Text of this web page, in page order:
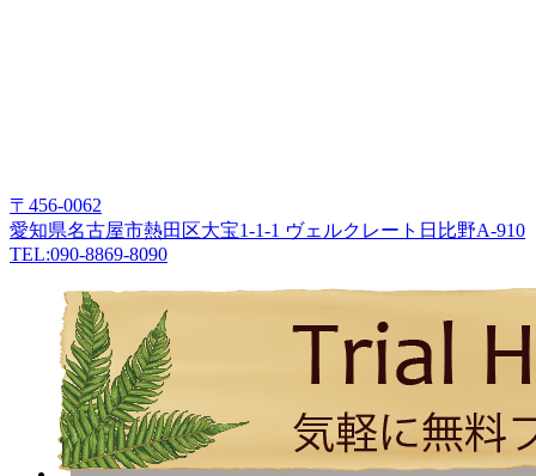
〒456-0062
愛知県名古屋市熱田区大宝1-1-1 ヴェルクレート日比野A-910
TEL:090-8869-8090